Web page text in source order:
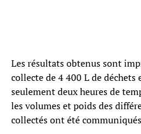
Les résultats obtenus sont
collecte de 4 400 L de
seulement deux heures de
les volumes et poids des
collectés ont été